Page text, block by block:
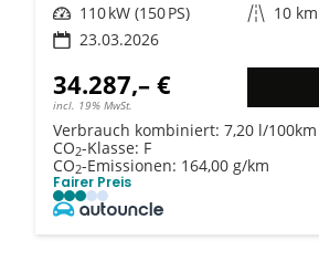
Leistung 110 kW (150 PS) Kilometerstand 10 km
23.03.2026
34.287,– €
incl. 19% MwSt.
Verbrauch kombiniert: 7,20 l/100km
CO2-Klasse: F
CO2-Emissionen: 164,00 g/km
Fairer Preis